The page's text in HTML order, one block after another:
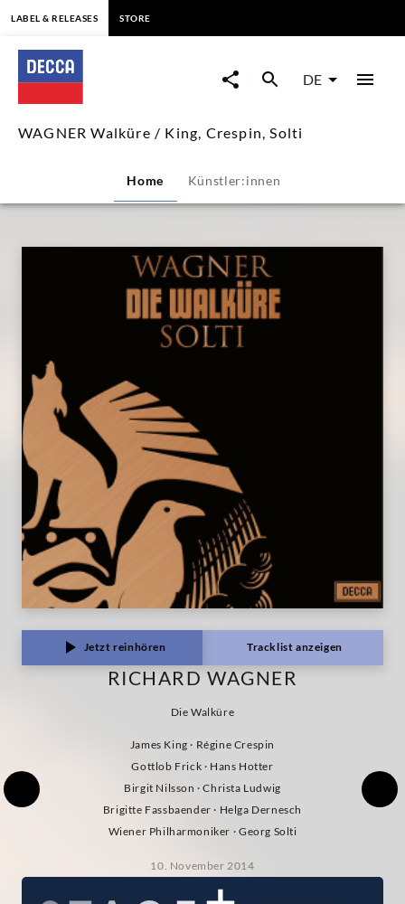
WAGNER
Walküre
Crespin,
Solti
Classics
LABEL & RELEASES STORE
DE
WAGNER Walküre / King, Crespin, Solti
Home Künstler:innen
Jetzt reinhören Tracklist anzeigen
RICHARD WAGNER
Die Walküre
James King · Régine Crespin
Gottlob Frick · Hans Hotter
Birgit Nilsson · Christa Ludwig
Brigitte Fassbaender · Helga Dernesch
Wiener Philharmoniker · Georg Solti
10. November 2014